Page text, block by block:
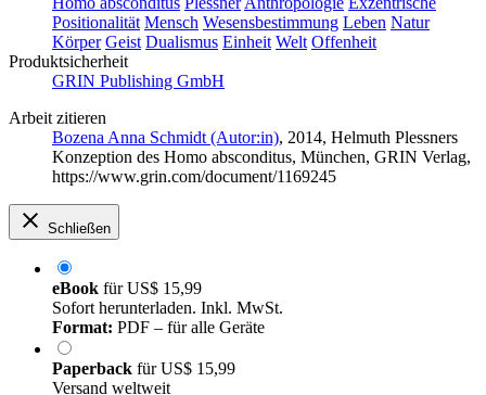
Positionalität Mensch Wesensbestimmung Leben Natur
Körper Geist Dualismus Einheit Welt Offenheit
Produktsicherheit
GRIN Publishing GmbH
Arbeit zitieren
Bozena Anna Schmidt (Autor:in), 2014, Helmuth Plessners
Konzeption des Homo absconditus, München, GRIN Verlag,
https://www.grin.com/document/1169245
Schließen
eBook fürUS$ 15,99
Sofort herunterladen. Inkl. MwSt.
Format: PDF – für alle Geräte
Paperback fürUS$ 15,99
Versand weltweit